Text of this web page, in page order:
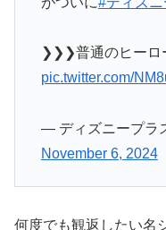
❯❯❯普通のヒーロ
pic.twitter.com/
— ディズニープラ
November 6, 2024
何度でも観返したい名